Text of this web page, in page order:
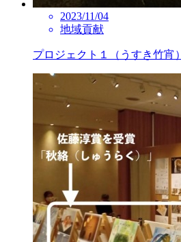
2023/11/04
地域貢献
プロジェクト１（うすき竹宵）